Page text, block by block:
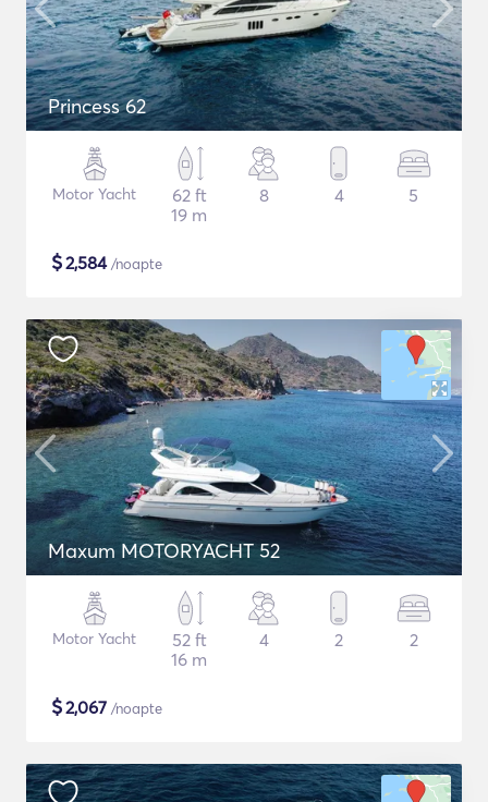
Princess 62
Motor Yacht
62 ft
19 m
8 4 5
$2,584/noapte
Maxum MOTORYACHT 52
Motor Yacht
52 ft
16 m
4 2 2
$2,067 /noapte